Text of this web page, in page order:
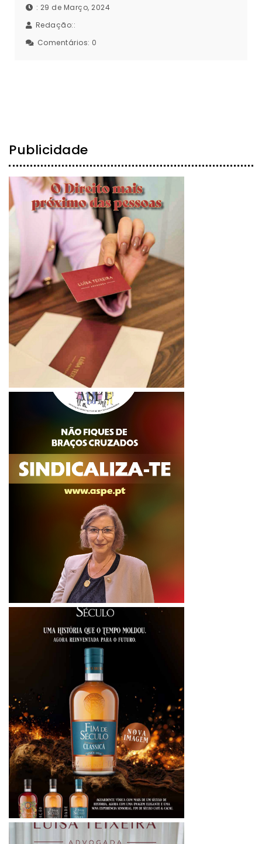
: 29 de Março, 2024
Redação::
Comentários: 0
Publicidade